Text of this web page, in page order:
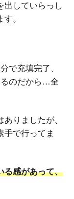
出していらっし
。
で充填完了、
るのだから…全
りましたが、
手で行ってま
る感があって、